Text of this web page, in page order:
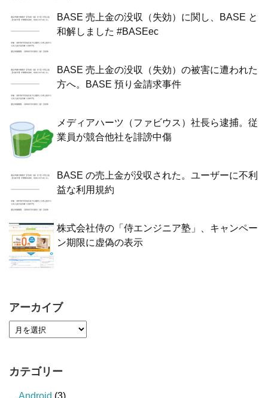
BASE 売上金の没収（失効）に関し、BASE と
和解しました #BASEec
BASE 売上金の没収（失効）の被害に遭われた
方へ。BASE 預り金請求事件
メディアハーツ（ファビウス）社長ら逮捕。従
業員が競合他社を誹謗中傷
BASE の売上金が没収された。ユーザーに不利
益な利用規約
株式会社侍の「侍エンジニア塾」、キャンペー
ン期限に虚偽の表示
アーカイブ
カテゴリー
Android (3)